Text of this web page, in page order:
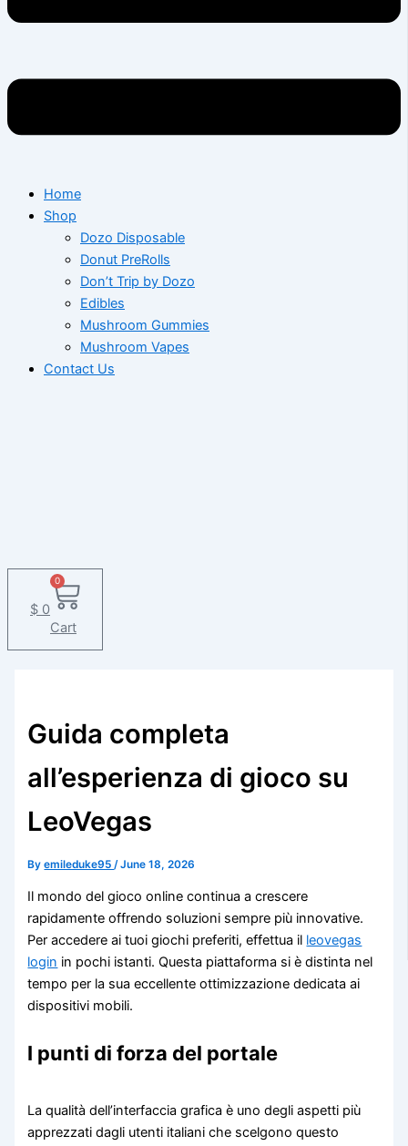
Home
Shop
Dozo Disposable
Donut PreRolls
Don’t Trip by Dozo
Edibles
Mushroom Gummies
Mushroom Vapes
Contact Us
$ 0
0
Cart
Guida completa
all’esperienza di gioco su
LeoVegas
Byemileduke95 /June 18, 2026
Il mondo del gioco online continua a crescere
rapidamente offrendo soluzioni sempre più innovative.
Per accedere ai tuoi giochi preferiti, effettua il leovegas
login in pochi istanti. Questa piattaforma si è distinta nel
tempo per la sua eccellente ottimizzazione dedicata ai
dispositivi mobili.
I punti di forza del portale
La qualità dell’interfaccia grafica è uno degli aspetti più
apprezzati dagli utenti italiani che scelgono questo